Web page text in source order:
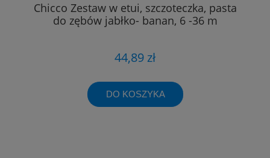
Chicco Zestaw w etui, szczoteczka, pasta
do zębów jabłko- banan, 6 -36 m
44,89 zł
DO KOSZYKA